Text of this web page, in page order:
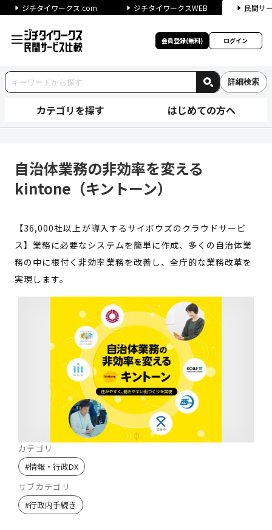
ジチタイワークス.com ジチタイワークスWEB 民間サ
会員登録(無料) ログイン
詳細検索
カテゴリを探す はじめての方へ
自治体業務の非効率を変える
kintone（キントーン）
【36,000社以上が導入するサイボウズのクラウドサービ
ス】業務に必要なシステムを簡単に作成、多くの自治体業
務の中に根付く非効率業務を改善し、全庁的な業務改革を
実現します。
カテゴリ
#情報・行政DX
サブカテゴリ
#行政内手続き